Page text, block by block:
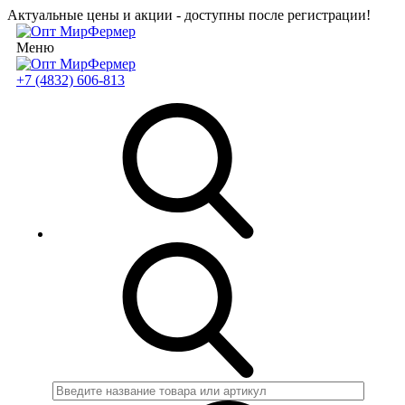
Актуальные цены и акции - доступны после регистрации!
Меню
+7 (4832) 606-813